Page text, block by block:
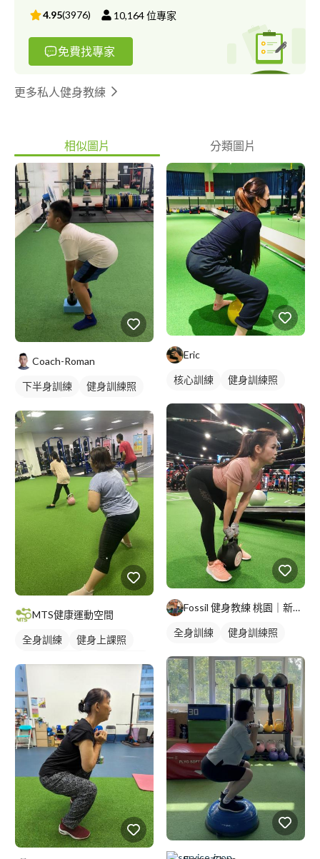
建議，搭配週期化訓練，培養運動習慣 ✅體態雕塑：雕塑身形，基
礎訓練內容安排，針對弱項做加強 ✅動作優化：姿勢調整，活動度
優化，矯正訓練 專攻男性：增肌、體脂肪過高、關節問題、駝
背、體態問題...等 專攻女性：體態塑身、歐美臀塑造、蝴蝶袖、下
褲，方便觀察您的體態以及動作模式? 1️⃣身體數據分析、體態分析
2⃣️討論、設定目標並且實行： 增肌、減脂、圓肩、駝背、骨盆歪
常飲食、生活建議 ✨如後續決定上課，會安排飲食建議以及訓練動
作復習，幫您建立長久的運動習慣，健康是一輩子的 上課地點：
中山區 榮星花園二樓健身房 台北市中山區建國北路三段39號
4.95(3976) 10,164位專家
免費找專家
更多私人健身教練
相似圖片 分類圖片
Coach-Roman
下半身訓練
健身訓練照
MTS健康運動空間
全身訓練
健身上課照
重訓課程
Eric
核心訓練 健身訓練照
Fossil 健身教練 桃園｜新北｜台北
全身訓練 健身訓練照